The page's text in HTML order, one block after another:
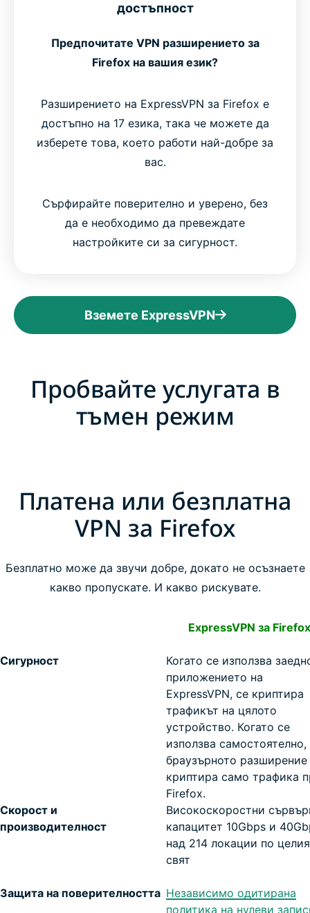
достъпност
Предпочитате VPN разширението за
Firefox на вашия език?
Разширението на ExpressVPN за Firefox е
достъпно на 17 езика, така че можете да
изберете това, което работи най-добре за
вас.
Сърфирайте поверително и уверено, без
да е необходимо да превеждате
настройките си за сигурност.
Вземете ExpressVPN
Пробвайте услугата в
тъмен режим
Платена или безплатна
VPN за Firefox
Безплатно може да звучи добре, докато не осъзнаете
какво пропускате. И какво рискувате.
ExpressVPN за Firefox
Сигурност
Когато се използва
приложението на
ExpressVPN, се криптира
трафикът на цялото
устройство. Когато се
използва самостоятелно,
браузърното разширение
криптира само трафика
Firefox.
Скорост и
производителност
Високоскоростни
капацитет 10Gbps и
над 214 локации по целия
свят
Защита на поверителността Независимо одитирана
политика на нулеви